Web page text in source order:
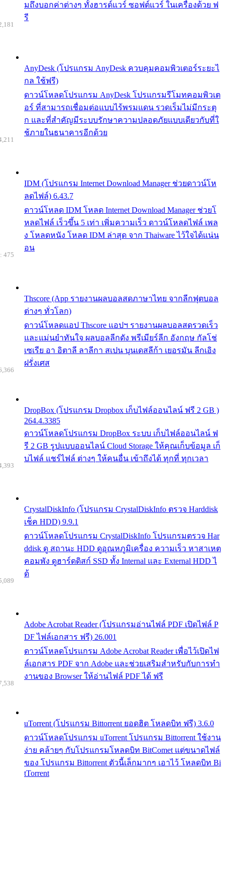
มถึงบอกค่าต่างๆ ทั้งฮารด์แวร์ ซอฟต์แวร์ ในเครื่องด้วย ฟ
รี
AnyDesk (โปรแกรม AnyDesk ควบคุมคอมพิวเตอร์ระยะไ
กล ใช้ฟรี)
ดาวน์โหลดโปรแกรม AnyDesk โปรแกรมรีโมทคอมพิวเต
อร์ ที่สามารถเชื่อมต่อแบบไร้พรมแดน รวดเร็มไม่มีกระตุ
ก และที่สำคัญมีระบบรักษาความปลอดภัยแบบเดียวกับที่ใ
ช้ภายในธนาคารอีกด้วย
IDM (โปรแกรม Internet Download Manager ช่วยดาวน์โห
ลดไฟล์) 6.43.7
ดาวน์โหลด IDM โหลด Internet Download Manager ช่วยโ
หลดไฟล์ เร็วขึ้น 5 เท่า เพิ่มความเร็ว ดาวน์โหลดไฟล์ เพล
ง โหลดหนัง โหลด IDM ล่าสุด จาก Thaiware ไว้ใจได้แน่น
อน
Thscore (App รายงานผลบอลสดภาษาไทย จากลีกฟุตบอล
ต่างๆ ทั่วโลก)
ดาวน์โหลดแอป Thscore แอปฯ รายงานผลบอลสดรวดเร็ว
และแม่นยำทันใจ ผลบอลลีกดัง พรีเมียร์ลีก อังกฤษ กัลโช่
เซเรีย อา อิตาลี ลาลีกา สเปน บุนเดสลีก้า เยอรมัน ลีกเอิง
ฝรั่งเศส
475
DropBox (โปรแกรม Dropbox เก็บไฟล์ออนไลน์ ฟรี 2 GB )
264.4.3385
ดาวน์โหลดโปรแกรม DropBox ระบบ เก็บไฟล์ออนไลน์ ฟ
รี 2 GB รูปแบบออนไลน์ Cloud Storage ให้คุณเก็บข้อมูล เก็
บไฟล์ แชร์ไฟล์ ต่างๆ ให้คนอื่น เข้าถึงได้ ทุกที่ ทุกเวลา
CrystalDiskInfo (โปรแกรม CrystalDiskInfo ตรวจ Harddisk
เช็ค HDD) 9.9.1
ดาวน์โหลดโปรแกรม CrystalDiskInfo โปรแกรมตรวจ Har
ddisk ดู สถานะ HDD ดูอุณหภูมิเครื่อง ความเร็ว หาสาเหต
คอมพัง ดูฮาร์ดดิสก์ SSD ทั้ง Internal และ External HDD ไ
ด้
Adobe Acrobat Reader (โปรแกรมอ่านไฟล์ PDF เปิดไฟล์ P
DF ไฟล์เอกสาร ฟรี) 26.001
ดาวน์โหลดโปรแกรม Adobe Acrobat Reader เพื่อไว้เปิดไฟ
ล์เอกสาร PDF จาก Adobe และช่วยเสริมสำหรับกับการทำ
งานของ Browser ให้อ่านไฟล์ PDF ได้ ฟรี
uTorrent (โปรแกรม Bittorrent ยอดฮิต โหลดบิท ฟรี) 3.6.0
ดาวน์โหลดโปรแกรม uTorrent โปรแกรม Bittorrent ใช้งาน
ง่าย คล้ายๆ กับโปรแกรมโหลดบิท BitComet แต่ขนาดไฟล์
ของ โปรแกรม Bittorrent ตัวนี้เล็กมากๆ เอาไว้ โหลดบิท Bi
tTorrent